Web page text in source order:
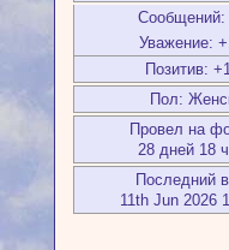
Сообщений:
Уважение:
Позитив:
Пол:
Провел на
28 дней 18
Последний
11th Jun 2026